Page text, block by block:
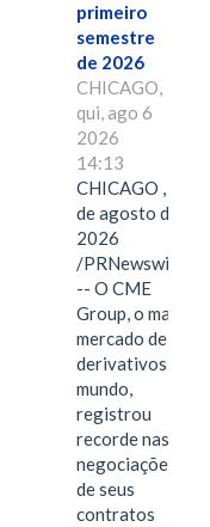
primeiro
semestre
de 2026
CHICAGO,
qui, ago 6
2026
14:13
CHICAGO , 6
de agosto de
2026
/PRNewswire/
-- O CME
Group, o maior
mercado de
derivativos do
mundo,
registrou
recorde nas
negociações
de seus
contratos